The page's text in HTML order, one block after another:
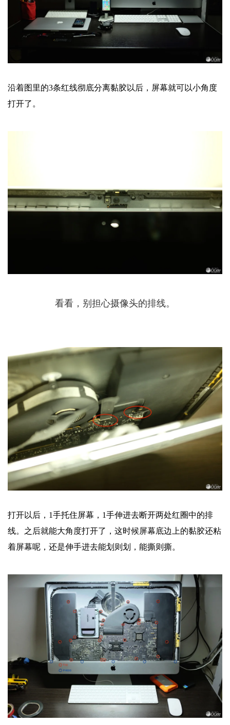
沿着图里的3条红线彻底分离黏胶以后，屏幕就可以小角度
打开了。
看看，别担心摄像头的排线。
打开以后，1手托住屏幕，1手伸进去断开两处红圈中的排
线。之后就能大角度打开了，这时候屏幕底边上的黏胶还粘
着屏幕呢，还是伸手进去能划则划，能撕则撕。